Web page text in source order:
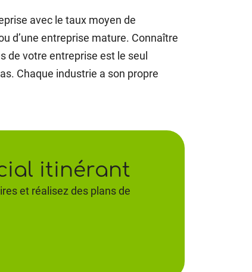
avec le taux moyen de
d’une entreprise mature. Connaître
de votre entreprise est le seul
Chaque industrie a son propre
itinérant
et réalisez des plans de